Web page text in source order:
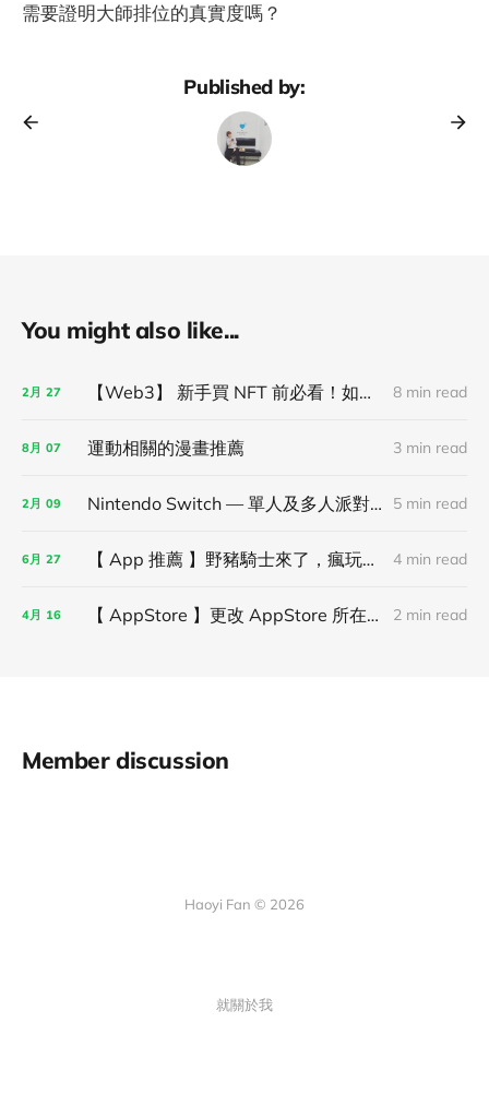
需要證明大師排位的真實度嗎？
Published by:
You might also like...
2月 27 【Web3】 新手買 NFT 前必看！如何取得 NFT 項目白名單？ 8 min read
8月 07 運動相關的漫畫推薦 3 min read
2月 09 Nintendo Switch — 單人及多人派對遊戲推薦！ 5 min read
6月 27 【 App 推薦 】野豬騎士來了，瘋玩一年的手遊皇室戰爭（奏樂）！ 4 min read
4月 16 【 AppStore 】更改 AppStore 所在區域，下載更多 App！ 2 min read
Member discussion
Haoyi Fan © 2026
就關於我